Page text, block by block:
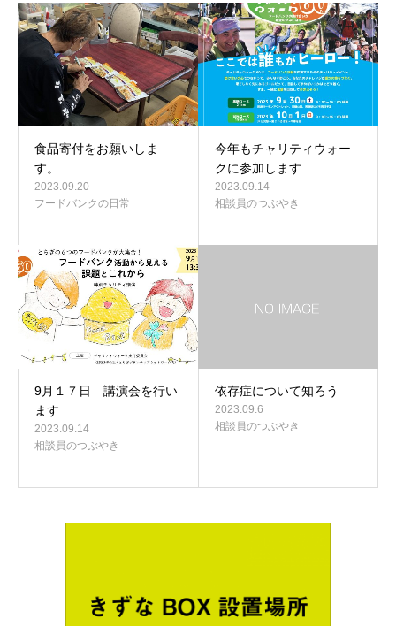
食品寄付をお願いしま
す。
2023.09.20
フードバンクの日常
今年もチャリティウォー
クに参加します
2023.09.14
相談員のつぶやき
9月１７日 講演会を行い
ます
2023.09.14
相談員のつぶやき
依存症について知ろう
2023.09.6
相談員のつぶやき